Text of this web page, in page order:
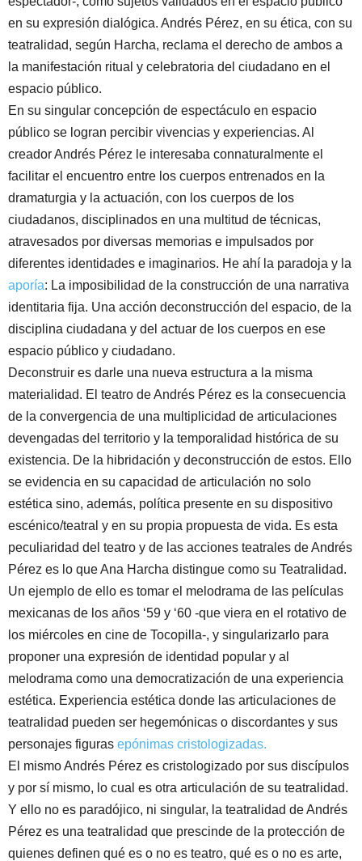
en su expresión dialógica. Andrés Pérez, en su ética, con su
teatralidad, según Harcha, reclama el derecho de ambos a
la manifestación ritual y celebratoria del ciudadano en el
espacio público.
En su singular concepción de espectáculo en espacio
público se logran percibir vivencias y experiencias. Al
creador Andrés Pérez le interesaba connaturalmente el
facilitar el encuentro entre los cuerpos entrenados en la
dramaturgia y la actuación, con los cuerpos de los
ciudadanos, disciplinados en una multitud de técnicas,
atravesados por diversas memorias e impulsados por
diferentes identidades e imaginarios. He ahí la paradoja y la
aporía: La imposibilidad de la construcción de una narrativa
identitaria fija. Una acción deconstrucción del espacio, de la
disciplina ciudadana y del actuar de los cuerpos en ese
espacio público y ciudadano.
Deconstruir es darle una nueva estructura a la misma
materialidad. El teatro de Andrés Pérez es la consecuencia
de la convergencia de una multiplicidad de articulaciones
devengadas del territorio y la temporalidad histórica de su
existencia. De la hibridación y deconstrucción de estos. Ello
se evidencia en su capacidad de articulación no solo
estética sino, además, política presente en su dispositivo
escénico/teatral y en su propia propuesta de vida. Es esta
peculiaridad del teatro y de las acciones teatrales de Andrés
Pérez es lo que Ana Harcha distingue como su Teatralidad.
Un ejemplo de ello es tomar el melodrama de las películas
mexicanas de los años ‘59 y ‘60 -que viera en el rotativo de
los miércoles en cine de Tocopilla-, y singularizarlo para
proponer una expresión de identidad popular y al
melodrama como una democratización de una experiencia
estética. Experiencia estética donde las articulaciones de
teatralidad pueden ser hegemónicas o discordantes y sus
personajes figuras epónimas cristologizadas.
El mismo Andrés Pérez es cristologizado por sus discípulos
y por sí mismo, lo cual es otra articulación de su teatralidad.
Y ello no es paradójico, ni singular, la teatralidad de Andrés
Pérez es una teatralidad que prescinde de la protección de
quienes definen qué es o no es teatro, qué es o no es arte,